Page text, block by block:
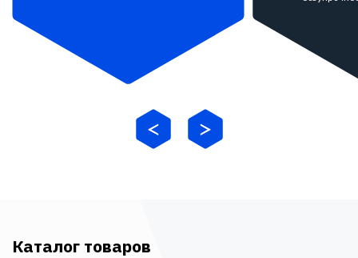
Каталог товаров